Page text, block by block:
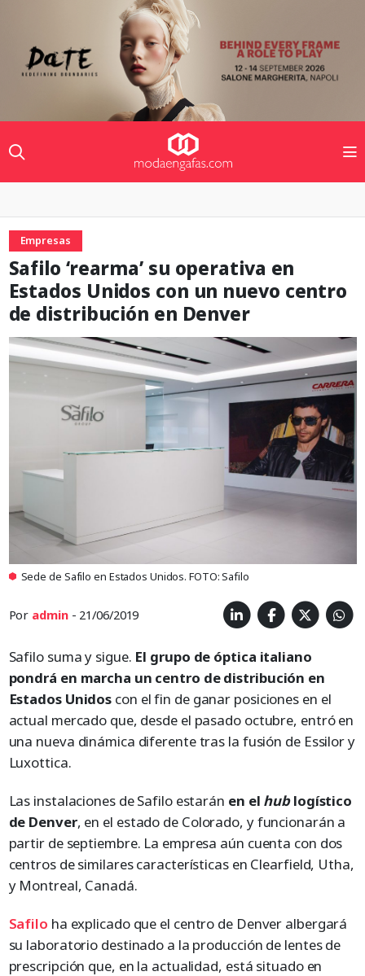
Empresas
Safilo ‘rearma’ su operativa en
Estados Unidos con un nuevo centro
de distribución en Denver
Sede de Safilo en Estados Unidos. FOTO: Safilo
Por admin- 21/06/2019
Safilo suma y sigue. El grupo de óptica italiano
pondrá en marcha un centro de distribución en
Estados Unidos con el fin de ganar posiciones en el
actual mercado que, desde el pasado octubre, entró en
una nueva dinámica diferente tras la fusión de Essilor y
Luxottica.
Las instalaciones de Safilo estarán en el hublogístico
de Denver, en el estado de Colorado, y funcionarán a
partir de septiembre. La empresa aún cuenta con dos
centros de similares características en Clearfield, Utha,
y Montreal, Canadá.
Safilo ha explicado que el centro de Denver albergará
su laboratorio destinado a la producción de lentes de
prescripción que, en la actualidad, está situado en